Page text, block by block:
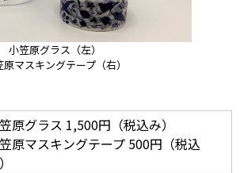
小笠原グラス（左）
原マスキングテープ（右）
原グラス 1,500円（税込み）
原マスキングテープ 500円（税込